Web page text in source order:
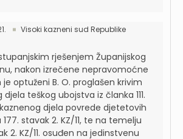
Visoki kazneni sud Republike
rješenjem Županijskog
nakon izrečene nepravomoćne
optuženi B. O. proglašen krivim
teškog ubojstva iz članka 111.
kaznenog djela povrede djetetovih
stavak 2. KZ/11, te na temelju
2. KZ/11. osuđen na jedinstvenu